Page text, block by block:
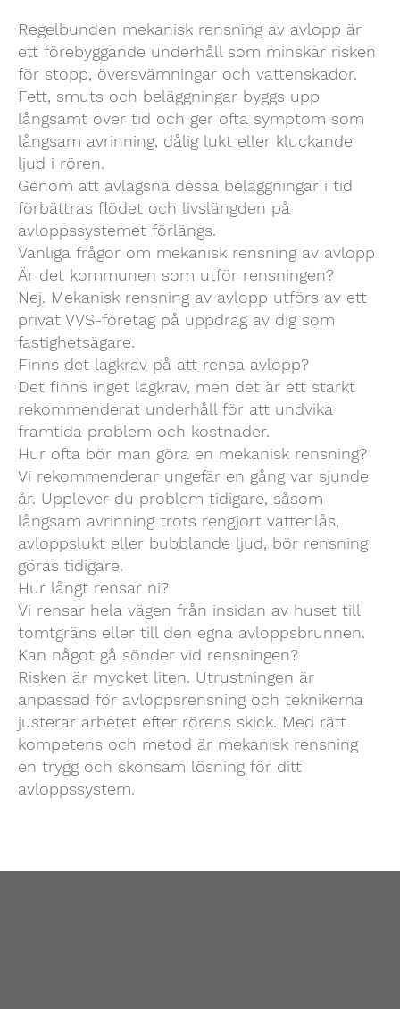
Regelbunden mekanisk rensning av avlopp är
ett förebyggande underhåll som minskar risken
för stopp, översvämningar och vattenskador.
Fett, smuts och beläggningar byggs upp
långsamt över tid och ger ofta symptom som
långsam avrinning, dålig lukt eller kluckande
ljud i rören.
Genom att avlägsna dessa beläggningar i tid
förbättras flödet och livslängden på
avloppssystemet förlängs.
Vanliga frågor om mekanisk rensning av avlopp
Är det kommunen som utför rensningen?
Nej. Mekanisk rensning av avlopp utförs av ett
privat VVS-företag på uppdrag av dig som
fastighetsägare.
Finns det lagkrav på att rensa avlopp?
Det finns inget lagkrav, men det är ett starkt
rekommenderat underhåll för att undvika
framtida problem och kostnader.
Hur ofta bör man göra en mekanisk rensning?
Vi rekommenderar ungefär en gång var sjunde
år. Upplever du problem tidigare, såsom
långsam avrinning trots rengjort vattenlås,
avloppslukt eller bubblande ljud, bör rensning
göras tidigare.
Hur långt rensar ni?
Vi rensar hela vägen från insidan av huset till
tomtgräns eller till den egna avloppsbrunnen.
Kan något gå sönder vid rensningen?
Risken är mycket liten. Utrustningen är
anpassad för avloppsrensning och teknikerna
justerar arbetet efter rörens skick. Med rätt
kompetens och metod är mekanisk rensning
en trygg och skonsam lösning för ditt
avloppssystem.